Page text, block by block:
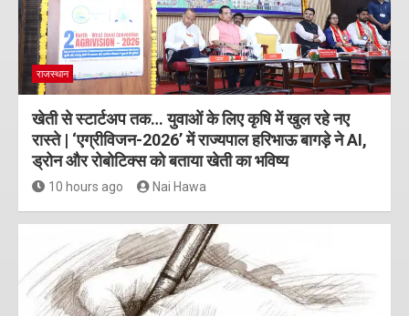
राजस्थान
खेती से स्टार्टअप तक… युवाओं के लिए कृषि में खुल रहे नए
रास्ते | ‘एग्रीविजन-2026’ में राज्यपाल हरिभाऊ बागड़े ने AI,
ड्रोन और रोबोटिक्स को बताया खेती का भविष्य
10 hours ago Nai Hawa